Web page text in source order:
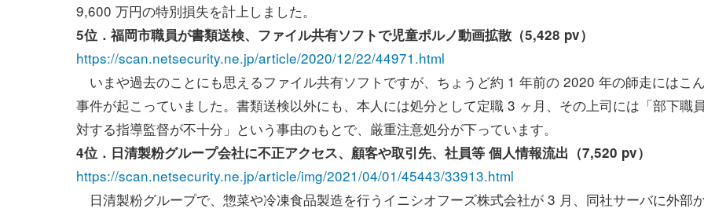
9,600 万円の特別損失を計上しました。
5位．福岡市職員が書類送検、ファイル共有ソフトで児童ポルノ動画拡散（5,428 pv）
https://scan.netsecurity.ne.jp/article/2020/12/22/44971.html
いまや過去のことにも思えるファイル共有ソフトですが、ちょうど約 1 年前の 2020 年の師走にはこ
事件が起こっていました。書類送検以外にも、本人には処分として定職 3 ヶ月、その上司には「部下職
対する指導監督が不十分」という事由のもとで、厳重注意処分が下っています。
4位．日清製粉グループ会社に不正アクセス、顧客や取引先、社員等 個人情報流出（7,520 pv）
https://scan.netsecurity.ne.jp/article/img/2021/04/01/45443/33913.html
日清製粉グループで、惣菜や冷凍食品製造を行うイニシオフーズ株式会社が 3 月、同社サーバに外部